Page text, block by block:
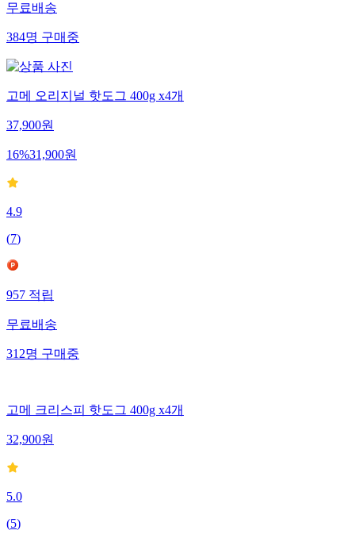
무료배송
384명 구매중
고메 오리지널 핫도그 400g x4개
37,900원
16%31,900원
4.9
(7)
957 적립
무료배송
312명 구매중
고메 크리스피 핫도그 400g x4개
32,900원
5.0
(5)